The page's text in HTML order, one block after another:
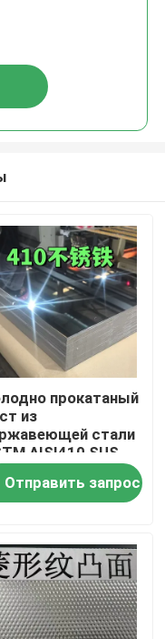
прокатаный
из
стали
AISI410 SUS
с полированной
BA
Отправить запрос